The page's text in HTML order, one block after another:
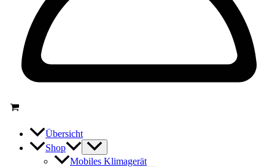
Übersicht
Shop
Mobiles Klimagerät